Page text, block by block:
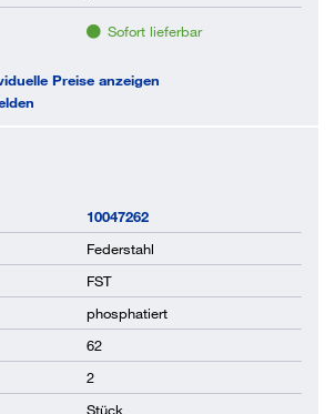
Sofort lieferbar
Preise anzeigen
10047262
Federstahl
FST
phosphatiert
62
2
Stück